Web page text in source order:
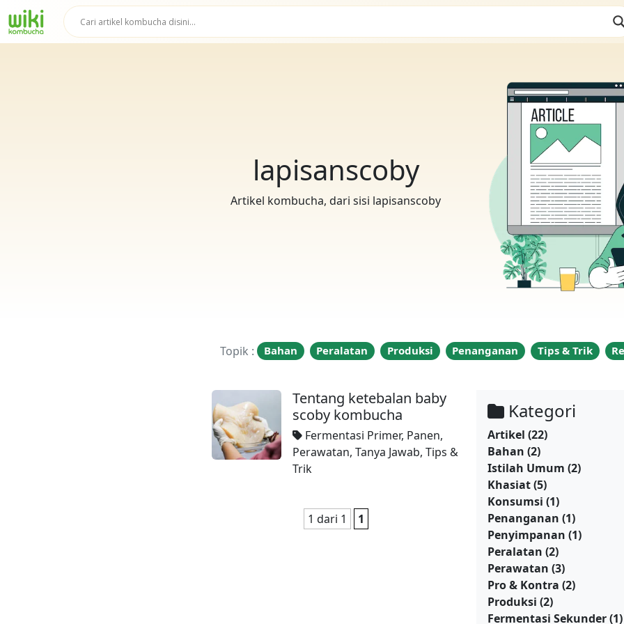
lapisanscoby
Artikel kombucha, dari sisi lapisanscoby
Topik : Bahan Peralatan Produksi Penanganan Tips & Trik
Tentang ketebalan baby
scoby kombucha
Fermentasi Primer, Panen,
Perawatan, Tanya Jawab, Tips &
Trik
1 dari 1 1
Kategori
Artikel (22)
Bahan (2)
Istilah Umum (2)
Khasiat(5)
Konsumsi (1)
Penanganan (1)
Penyimpanan (1)
Peralatan (2)
Perawatan (3)
Pro & Kontra (2)
Produksi (2)
Fermentasi Sekunder(1)